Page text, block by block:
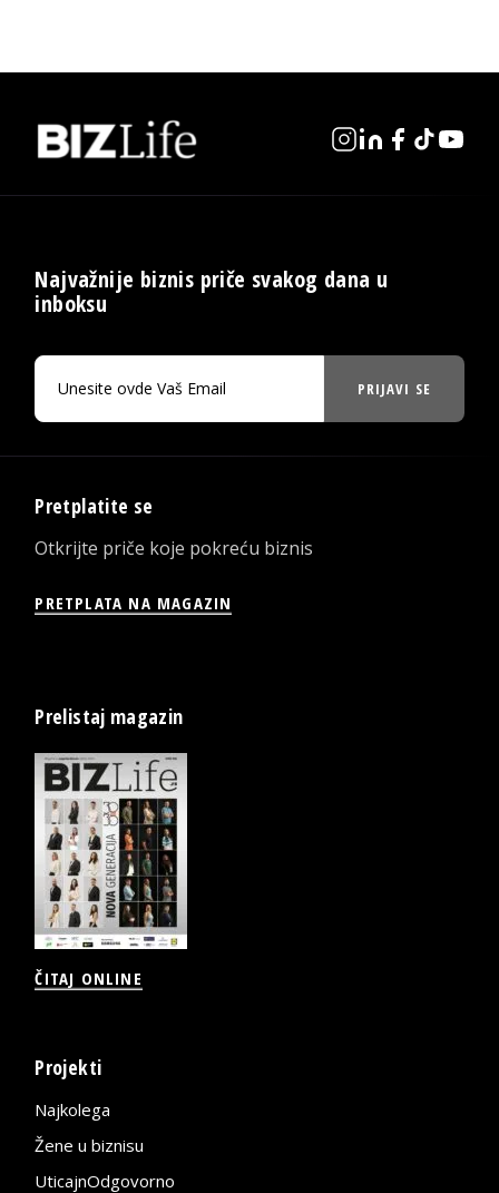
Najvažnije biznis priče svakog dana u
inboksu
PRIJAVI SE
Pretplatite se
Otkrijte priče koje pokreću biznis
PRETPLATA NA MAGAZIN
Prelistaj magazin
ČITAJ ONLINE
Projekti
Najkolega
Žene u biznisu
UticajnOdgovorno